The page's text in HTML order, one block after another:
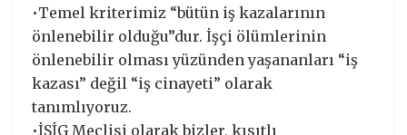
•Temel kriterimiz “bütün iş kazalarının
önlenebilir olduğu”dur. İşçi ölümlerinin
önlenebilir olması yüzünden yaşananları “iş
kazası” değil “iş cinayeti” olarak
tanımlıyoruz.
•İSİG Meclisi olarak bizler, kısıtlı